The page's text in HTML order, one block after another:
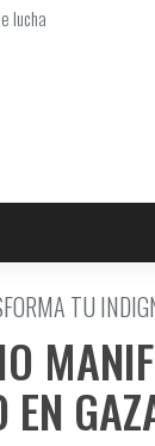
lucha
TU
EN